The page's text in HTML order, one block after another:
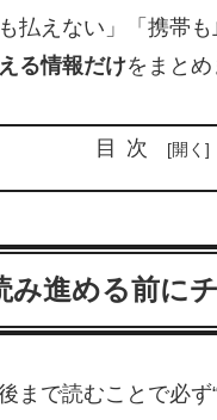
払えない」「携帯も
る情報だけをまとめ
目次
進める前にチ
で読むことで必ず